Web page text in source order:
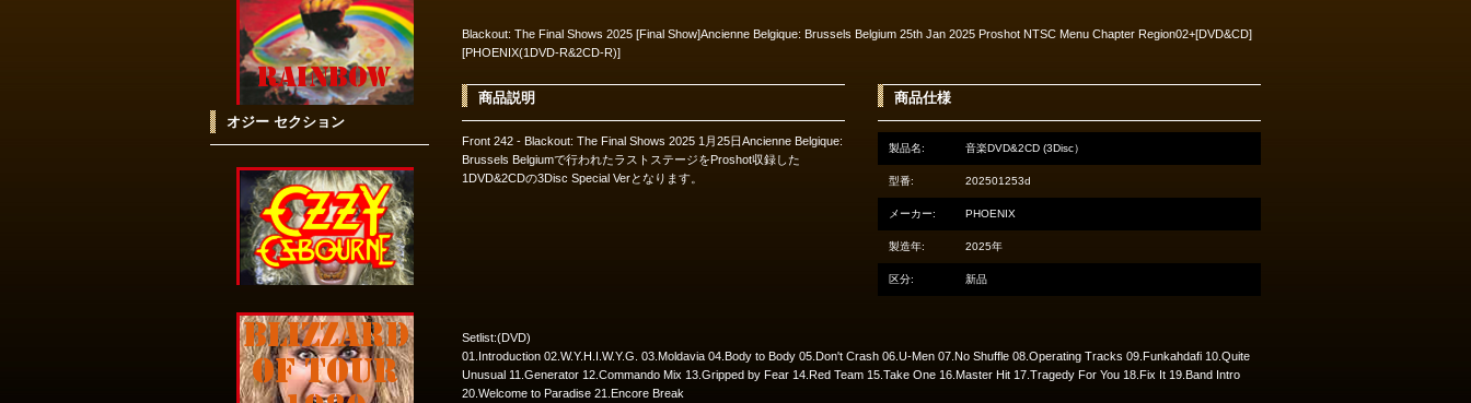
Blackout: The Final Shows 2025 [Final Show]Ancienne Belgique: Brussels Belgium 25th Jan 2025 Proshot NTSC Menu Chapter Region02+[DVD&CD]
[PHOENIX(1DVD-R&2CD-R)]
商品説明
Front 242 - Blackout: The Final Shows 2025 1月25日Ancienne Belgique:
Brussels Belgiumで行われたラストステージをProshot収録した
1DVD&2CDの3Disc Special Verとなります。
商品仕様
製品名: 音楽DVD&2CD (3Disc）
型番: 202501253d
メーカー: PHOENIX
製造年: 2025年
区分: 新品
Setlist:(DVD)
01.Introduction 02.W.Y.H.I.W.Y.G. 03.Moldavia 04.Body to Body 05.Don't Crash 06.U-Men 07.No Shuffle 08.Operating Tracks 09.Funkahdafi 10.Quite
Unusual 11.Generator 12.Commando Mix 13.Gripped by Fear 14.Red Team 15.Take One 16.Master Hit 17.Tragedy For You 18.Fix It 19.Band Intro
20.Welcome to Paradise 21.Encore Break
オジー セクション